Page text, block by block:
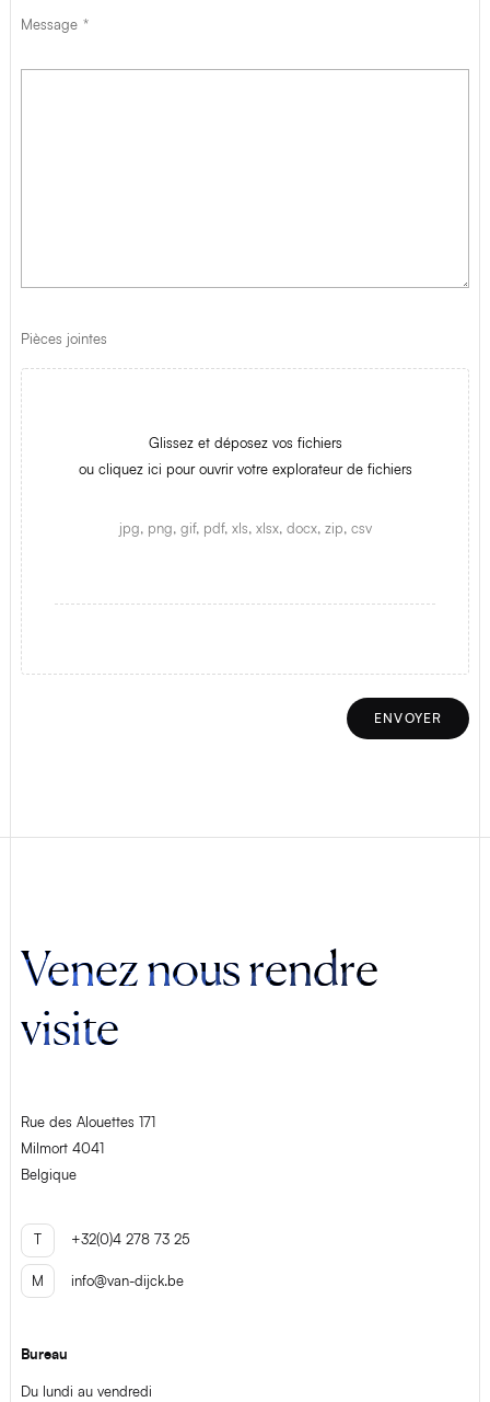
Message
Pièces jointes
Glissez et déposez vos fichiers
ou cliquez ici pour ouvrir votre explorateur de fichiers
jpg, png, gif, pdf, xls, xlsx, docx, zip, csv
ENVOYER
Venez nous rendre
visite
Rue des Alouettes 171
Milmort 4041
Belgique
+32(0)4 278 73 25
M info@van-dijck.be
Bureau
Du lundi au vendredi